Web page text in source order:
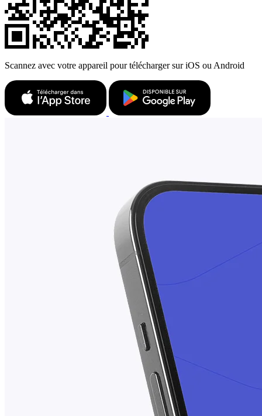
Scannez avec votre appareil pour télécharger sur iOS ou Android